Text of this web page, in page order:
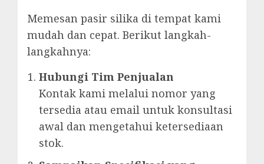
Memesan pasir silika di tempat kami
mudah dan cepat. Berikut langkah-
langkahnya:
Hubungi Tim Penjualan
Kontak kami melalui nomor yang
tersedia atau email untuk konsultasi
awal dan mengetahui ketersediaan
stok.